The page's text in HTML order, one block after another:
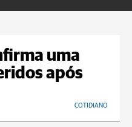
uma
após
COTIDIANO